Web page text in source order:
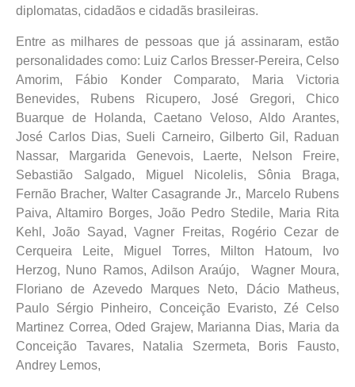
diplomatas, cidadãos e cidadãs brasileiras.
Entre as milhares de pessoas que já assinaram, estão
personalidades como: Luiz Carlos Bresser-Pereira, Celso
Amorim, Fábio Konder Comparato, Maria Victoria
Benevides, Rubens Ricupero, José Gregori, Chico
Buarque de Holanda, Caetano Veloso, Aldo Arantes,
José Carlos Dias, Sueli Carneiro, Gilberto Gil, Raduan
Nassar, Margarida Genevois, Laerte, Nelson Freire,
Sebastião Salgado, Miguel Nicolelis, Sônia Braga,
Fernão Bracher, Walter Casagrande Jr., Marcelo Rubens
Paiva, Altamiro Borges, João Pedro Stedile, Maria Rita
Kehl, João Sayad, Vagner Freitas, Rogério Cezar de
Cerqueira Leite, Miguel Torres, Milton Hatoum, Ivo
Herzog, Nuno Ramos, Adilson Araújo, Wagner Moura,
Floriano de Azevedo Marques Neto, Dácio Matheus,
Paulo Sérgio Pinheiro, Conceição Evaristo, Zé Celso
Martinez Correa, Oded Grajew, Marianna Dias, Maria da
Conceição Tavares, Natalia Szermeta, Boris Fausto,
Andrey Lemos,